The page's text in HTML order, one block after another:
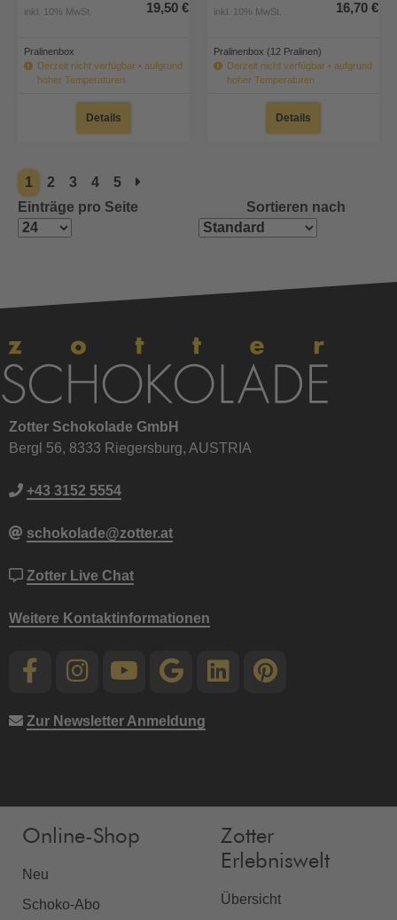
inkl. 10% MwSt. 19,50 €
Pralinenbox
Derzeit nicht verfügbar • aufgrund
hoher Temperaturen
Details
inkl. 10% MwSt. 16,70 €
Pralinenbox (12 Pralinen)
Derzeit nicht verfügbar • aufgrund
hoher Temperaturen
Details
1 2 3 4
5
Einträge pro Seite
Sortieren nach
Zotter Schokolade GmbH
Bergl 56, 8333 Riegersburg, AUSTRIA
+43 3152 5554
schokolade@zotter.at
Zotter Live Chat
Weitere Kontaktinformationen
Zur Newsletter Anmeldung
Online-Shop
Neu
Schoko-Abo
Zotter
Erlebniswelt
Übersicht